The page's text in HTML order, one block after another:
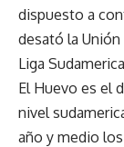
dispuesto a
desató la Unión
Liga
El Huevo es el
nivel
año y medio